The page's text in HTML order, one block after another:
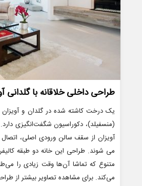
طراحی داخلی خلاقانه با گلدانی
(منسفیلد)، دکوراسیون شگفت‌انگیزی
آویزان از سقف سالن ورودی اصلی،
متنوع که تماشا آن‌ها وقت زیادی را
می‌کند. برای مشاهده تصاویر بیشتر از